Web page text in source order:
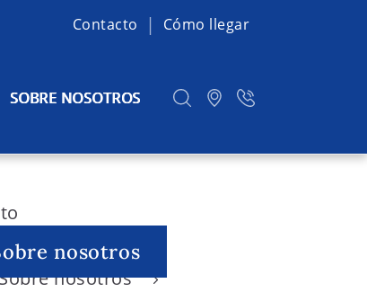
Contacto Cómo llegar
SOBRE NOSOTROS
nosotros
nosotros